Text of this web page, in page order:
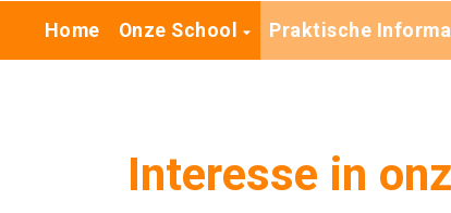
Home Onze School Praktische
Interesse in